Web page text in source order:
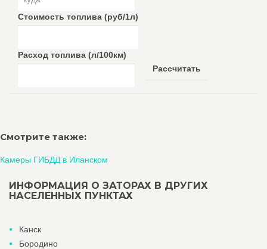
Стоимость топлива (руб/1л)
Расход топлива (л/100км)
Рассчитать
Смотрите также:
Камеры ГИБДД в Иланском
ИНФОРМАЦИЯ О ЗАТОРАХ В ДРУГИХ
НАСЕЛЕННЫХ ПУНКТАХ
Канск
Бородино